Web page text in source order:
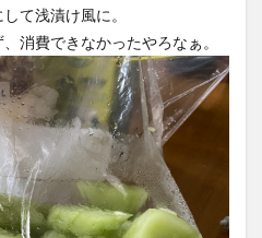
て浅漬け風に。
消費できなかったやろなぁ。